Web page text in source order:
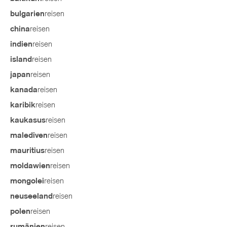
bulgarienreisen
chinareisen
indienreisen
island reisen
japanreisen
kanadareisen
karibikreisen
kaukasusreisen
maledivenreisen
mauritiusreisen
moldawienreisen
mongoleireisen
neuseeland reisen
polenreisen